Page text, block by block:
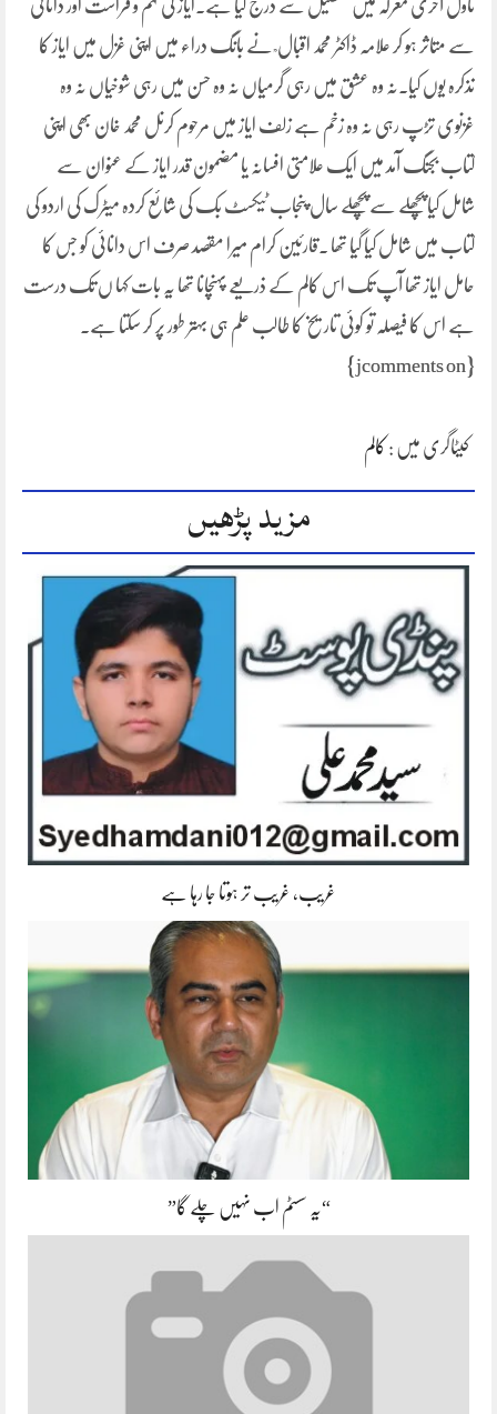
ناول آخری معرکہ میں تفصیل سے درج کیا ہے۔ایاز کی فہم و فراست اور دانائی
سے متاثر ہو کر علامہ ڈاکٹر محمد اقبال ؒ نے بانگ دراء میں اپنی غزل میں ایاز کا
تذکرہ یوں کیا۔نہ وہ عشق میں رہی گرمیاں نہ وہ حسن میں رہی شوخیاں نہ وہ
غزنوی تڑپ رہی نہ وہ زخم ہے زلف ایاز میں مرحوم کرنل محمد خان بھی اپنی
کتاب بجنگ آمد میں ایک علامتی افسانہ یا مضمون قدر ایاز کے عنوان سے
شامل کیا پچھلے سے پچھلے سال پنجاب ٹیکسٹ بک کی شائع کردہ میٹرک کی اردو کی
کتاب میں شامل کیا گیا تھا ۔قارئین کرام میرا مقصد صرف اس دانائی کو جس کا
حامل ایاز تھا آپ تک اس کالم کے ذریعے پہنچانا تھا یہ بات کہا ں تک درست
ہے اس کا فیصلہ تو کوئی تاریخ کا طالب علم ہی بہتر طور پر کر سکتا ہے۔
{jcomments on}
کیٹاگری میں : کالم
مزید پڑھیں
غریب، غریب تر ہوتا جا رہا ہے
“یہ سسٹم اب نہیں چلے گا”